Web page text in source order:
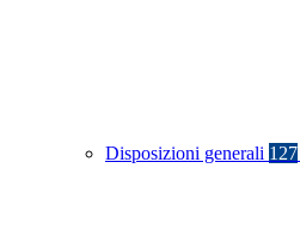
Disposizioni generali 127